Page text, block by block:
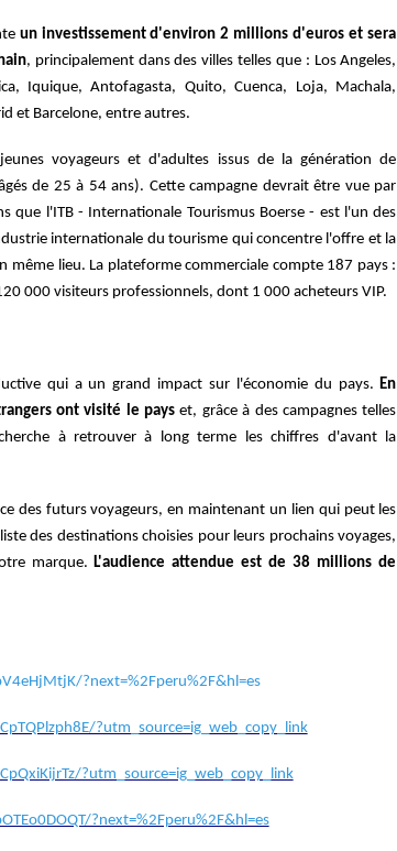
un investissement d'environ 2 millions d'euros et sera
, principalement dans des villes telles que : Los Angeles,
Iquique, Antofagasta, Quito, Cuenca, Loja, Machala,
et Barcelone, entre autres.
voyageurs et d'adultes issus de la génération de
de 25 à 54 ans). Cette campagne devrait être vue par
que l'ITB - Internationale Tourismus Boerse - est l'un des
internationale du tourisme qui concentre l'offre et la
même lieu. La plateforme commerciale compte 187 pays :
000 visiteurs professionnels, dont 1 000 acheteurs VIP.
qui a un grand impact sur l'économie du pays. En
ont visité le payset, grâce à des campagnes telles
à retrouver à long terme les chiffres d'avant la
des futurs voyageurs, en maintenant un lien qui peut les
des destinations choisies pour leurs prochains voyages,
marque. L'audience attendue est de 38 millions de
?next=%2Fperu%2F&hl=es
?utm_source=ig_web_copy_link
?utm_source=ig_web_copy_link
?next=%2Fperu%2F&hl=es